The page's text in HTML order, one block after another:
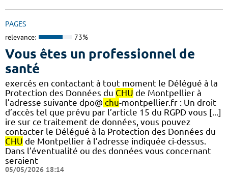
PAGES
relevance: 73%
Vous êtes un professionnel de
santé
exercés en contactant à tout moment le Délégué à la
Protection des Données du CHU de Montpellier à
l’adresse suivante dpo@ chu-montpellier.fr : Un droit
d’accès tel que prévu par l’article 15 du RGPD vous [...]
ire sur ce traitement de données, vous pouvez
contacter le Délégué à la Protection des Données du
CHU de Montpellier à l’adresse indiquée ci-dessus.
Dans l’éventualité ou des données vous concernant
seraient
05/05/2026 18:14